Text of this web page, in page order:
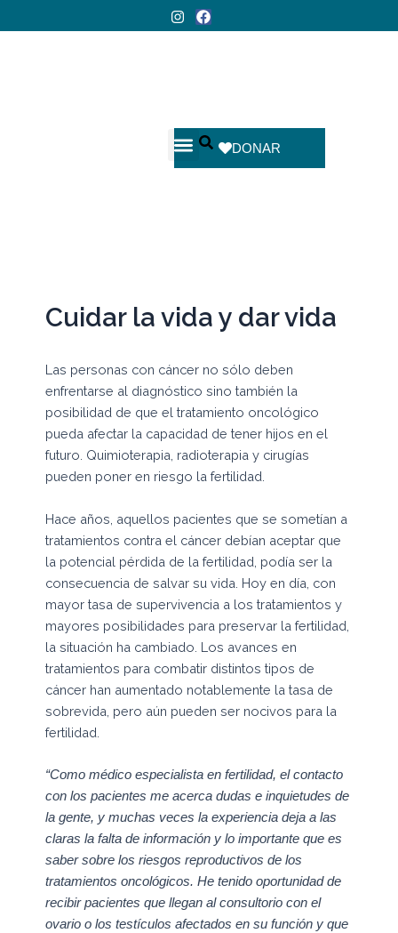
al
I
n
m
F
a
DONAR
Cuidar la vida y dar vida
Las personas con cáncer no sólo deben
enfrentarse al diagnóstico sino también la
posibilidad de que el tratamiento oncológico
pueda afectar la capacidad de tener hijos en el
futuro. Quimioterapia, radioterapia y cirugías
pueden poner en riesgo la fertilidad.
Hace años, aquellos pacientes que se sometían a
tratamientos contra el cáncer debían aceptar que
la potencial pérdida de la fertilidad, podía ser la
consecuencia de salvar su vida. Hoy en día, con
mayor tasa de supervivencia a los tratamientos y
mayores posibilidades para preservar la fertilidad,
la situación ha cambiado. Los avances en
tratamientos para combatir distintos tipos de
cáncer han aumentado notablemente la tasa de
sobrevida, pero aún pueden ser nocivos para la
fertilidad.
“Como médico especialista en fertilidad, el contacto
con los pacientes me acerca dudas e inquietudes de
la gente, y muchas veces la experiencia deja a las
claras la falta de información y lo importante que es
saber sobre los riesgos reproductivos de los
tratamientos oncológicos. He tenido oportunidad de
recibir pacientes que llegan al consultorio con el
ovario o los testículos afectados en su función y que